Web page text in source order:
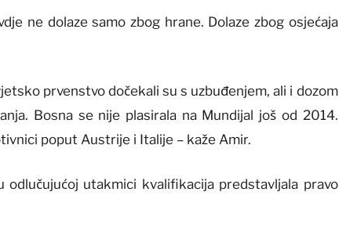
ne dolaze samo zbog hrane. Dolaze zbog osjećaja
prvenstvo dočekali su s uzbuđenjem, ali i dozom
Bosna se nije plasirala na Mundijal još od 2014.
poput Austrije i Italije – kaže Amir.
utakmici kvalifikacija predstavljala pravo